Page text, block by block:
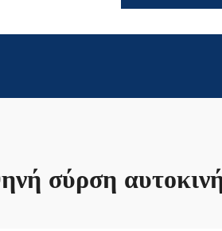
σύρση